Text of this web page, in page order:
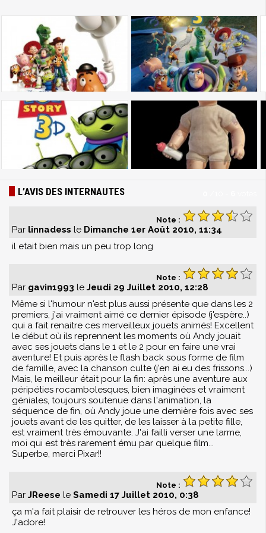
L’AVIS DES INTERNAUTES
Note :
Par linnadess le Dimanche 1er Août 2010, 11:34
il etait bien mais un peu trop long
Note :
Par gavin1993 le Jeudi 29 Juillet 2010, 12:28
Même si l'humour n'est plus aussi présente que dans les 2
premiers, j'ai vraiment aimé ce dernier épisode (j'espère..)
qui a fait renaitre ces merveilleux jouets animés! Excellent
le début où ils reprennent les moments où Andy jouait
avec ses jouets dans le 1 et le 2 pour en faire une vrai
aventure! Et puis après le flash back sous forme de film
de famille, avec la chanson culte (j'en ai eu des frissons...)
Mais, le meilleur était pour la fin: après une aventure aux
péripéties rocambolesques, bien imaginées et vraiment
géniales, toujours soutenue dans l'animation, la
séquence de fin, où Andy joue une dernière fois avec ses
jouets avant de les quitter, de les laisser à la petite fille,
est vraiment très émouvante. J'ai failli verser une larme,
moi qui est très rarement ému par quelque film...
Superbe, merci Pixar!!
Note :
Par JReese le Samedi 17 Juillet 2010, 0:38
ça m'a fait plaisir de retrouver les héros de mon enfance!
J'adore!